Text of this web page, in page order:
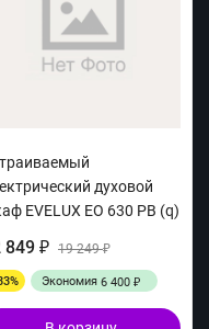
духовой
EVELUX EO 630 PB (q)
849 ₽ 19 249₽
Экономия 6 400 ₽